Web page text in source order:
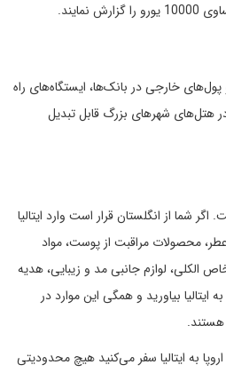
خارجی در بانک‌ها، ایستگاه‌های راه
هتل‌های شهرهای بزرگ قابل تبدیل
اگر شما از انگلستان قرار است وارد ایتالیا
محصولات مراقبت از پوست، مواد
الکلی، لوازم جانبی مد و زیبایی، هدیه
ایتالیا بیاورید و همگی این موارد در
هستند.
به ایتالیا سفر می‌کنید هیچ محدودیتی